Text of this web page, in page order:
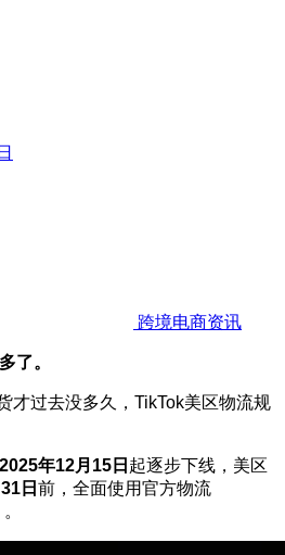
跨境电商资讯
了。
才过去没多久，TikTok美区物流规
2025年12月15日 起逐步下线，美区
日 前，全面使用官方物流